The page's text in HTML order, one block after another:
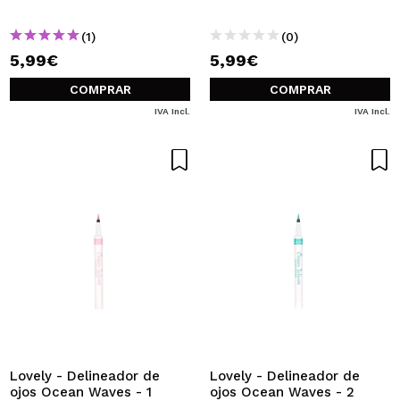
CREAR CUENTA
(1)
5,99€
COMPRAR
IVA Incl.
(0)
5,99€
COMPRAR
IVA Incl.
Lovely - Delineador de
ojos Ocean Waves - 1
Lovely - Delineador de
ojos Ocean Waves - 2